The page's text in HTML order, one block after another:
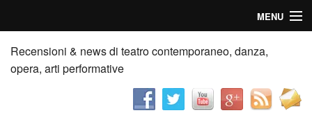
MENU
Home
Recensioni
Recensioni & news di teatro contemporaneo, danza,
opera, arti performative